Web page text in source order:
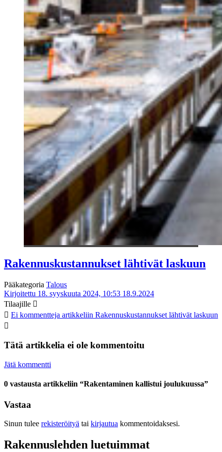
Rakennuskustannukset lähtivät laskuun
Pääkategoria Talous
Kirjoitettu 18. syyskuuta 2024, 10:53 18.9.2024
Tilaajille
Ei kommentteja artikkeliin Rakennuskustannukset lähtivät laskuun
Tätä artikkelia ei ole kommentoitu
Jätä kommentti
0 vastausta artikkeliin “Rakentaminen kallistui joulukuussa”
Vastaa
Sinun tulee rekisteröityä tai kirjautua kommentoidaksesi.
Rakennuslehden luetuimmat